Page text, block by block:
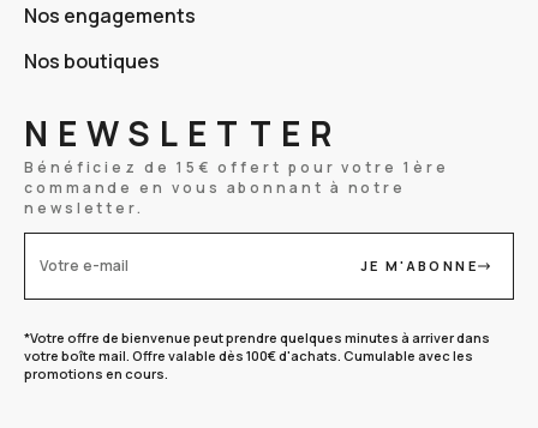
Nos engagements
Nos boutiques
NEWSLETTER
Bénéficiez de 15€ offert pour votre 1ère
commande en vous abonnant à notre
newsletter.
Votre e-mail JE M'ABONNE
*Votre offre de bienvenue peut prendre quelques minutes à arriver dans
votre boîte mail. Offre valable dès 100€ d'achats. Cumulable avec les
promotions en cours.